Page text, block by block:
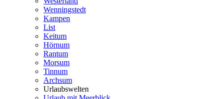
Wenningstedt
Kampen
List
Keitum
Hörnum
Rantum
Morsum
Tinnum
Archsum
Urlaubswelten